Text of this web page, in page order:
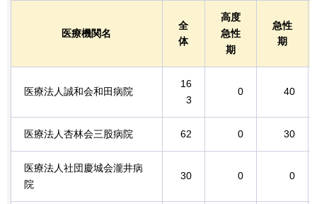
医療機関名
全
体
高度
急性
期
急性
期
医療法人誠和会和田病院
16
3
0 40
医療法人杏林会三股病院 62 0 30
医療法人社団慶城会瀧井病
院
30 0 0